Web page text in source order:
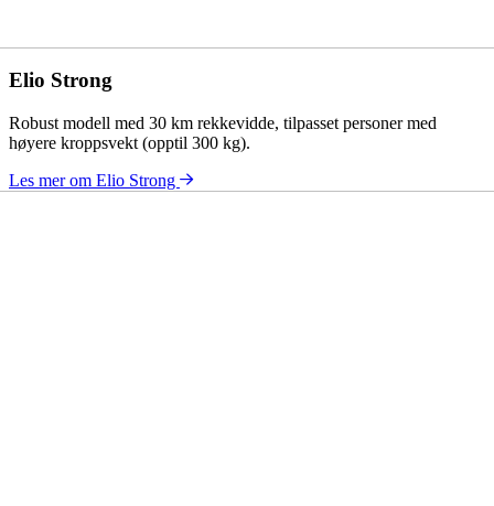
Elio Strong
Robust modell med 30 km rekkevidde, tilpasset personer med
høyere kroppsvekt (opptil 300 kg).
Les mer om Elio Strong